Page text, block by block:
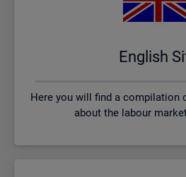
English
Here you will find a compilation
about the labour